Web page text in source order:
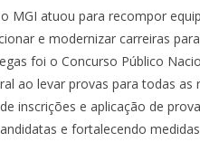
MGI atuou para recompor
e modernizar carreiras
foi o Concurso Público
ao levar provas paratodas as
de inscrições e aplicação de
e fortalecendo medidas